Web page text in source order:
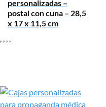
personalizadas –
postal con cuna – 28,5
x 17 x 11,5 cm